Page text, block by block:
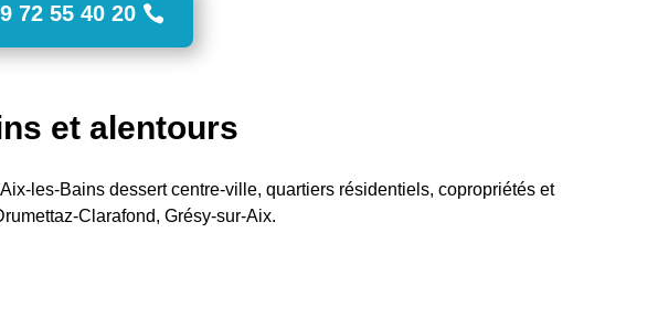
72 55 40 20
et alentours
les-Bains dessert centre-ville, quartiers résidentiels, copropriétés et
Clarafond, Grésy-sur-Aix.